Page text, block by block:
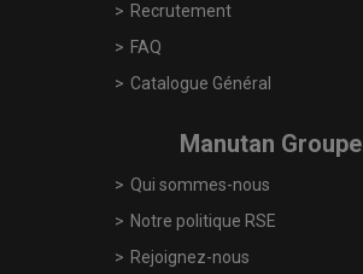
Recrutement
FAQ
Catalogue Général
Manutan Groupe
Qui sommes-nous
Notre politique RSE
Rejoignez-nous